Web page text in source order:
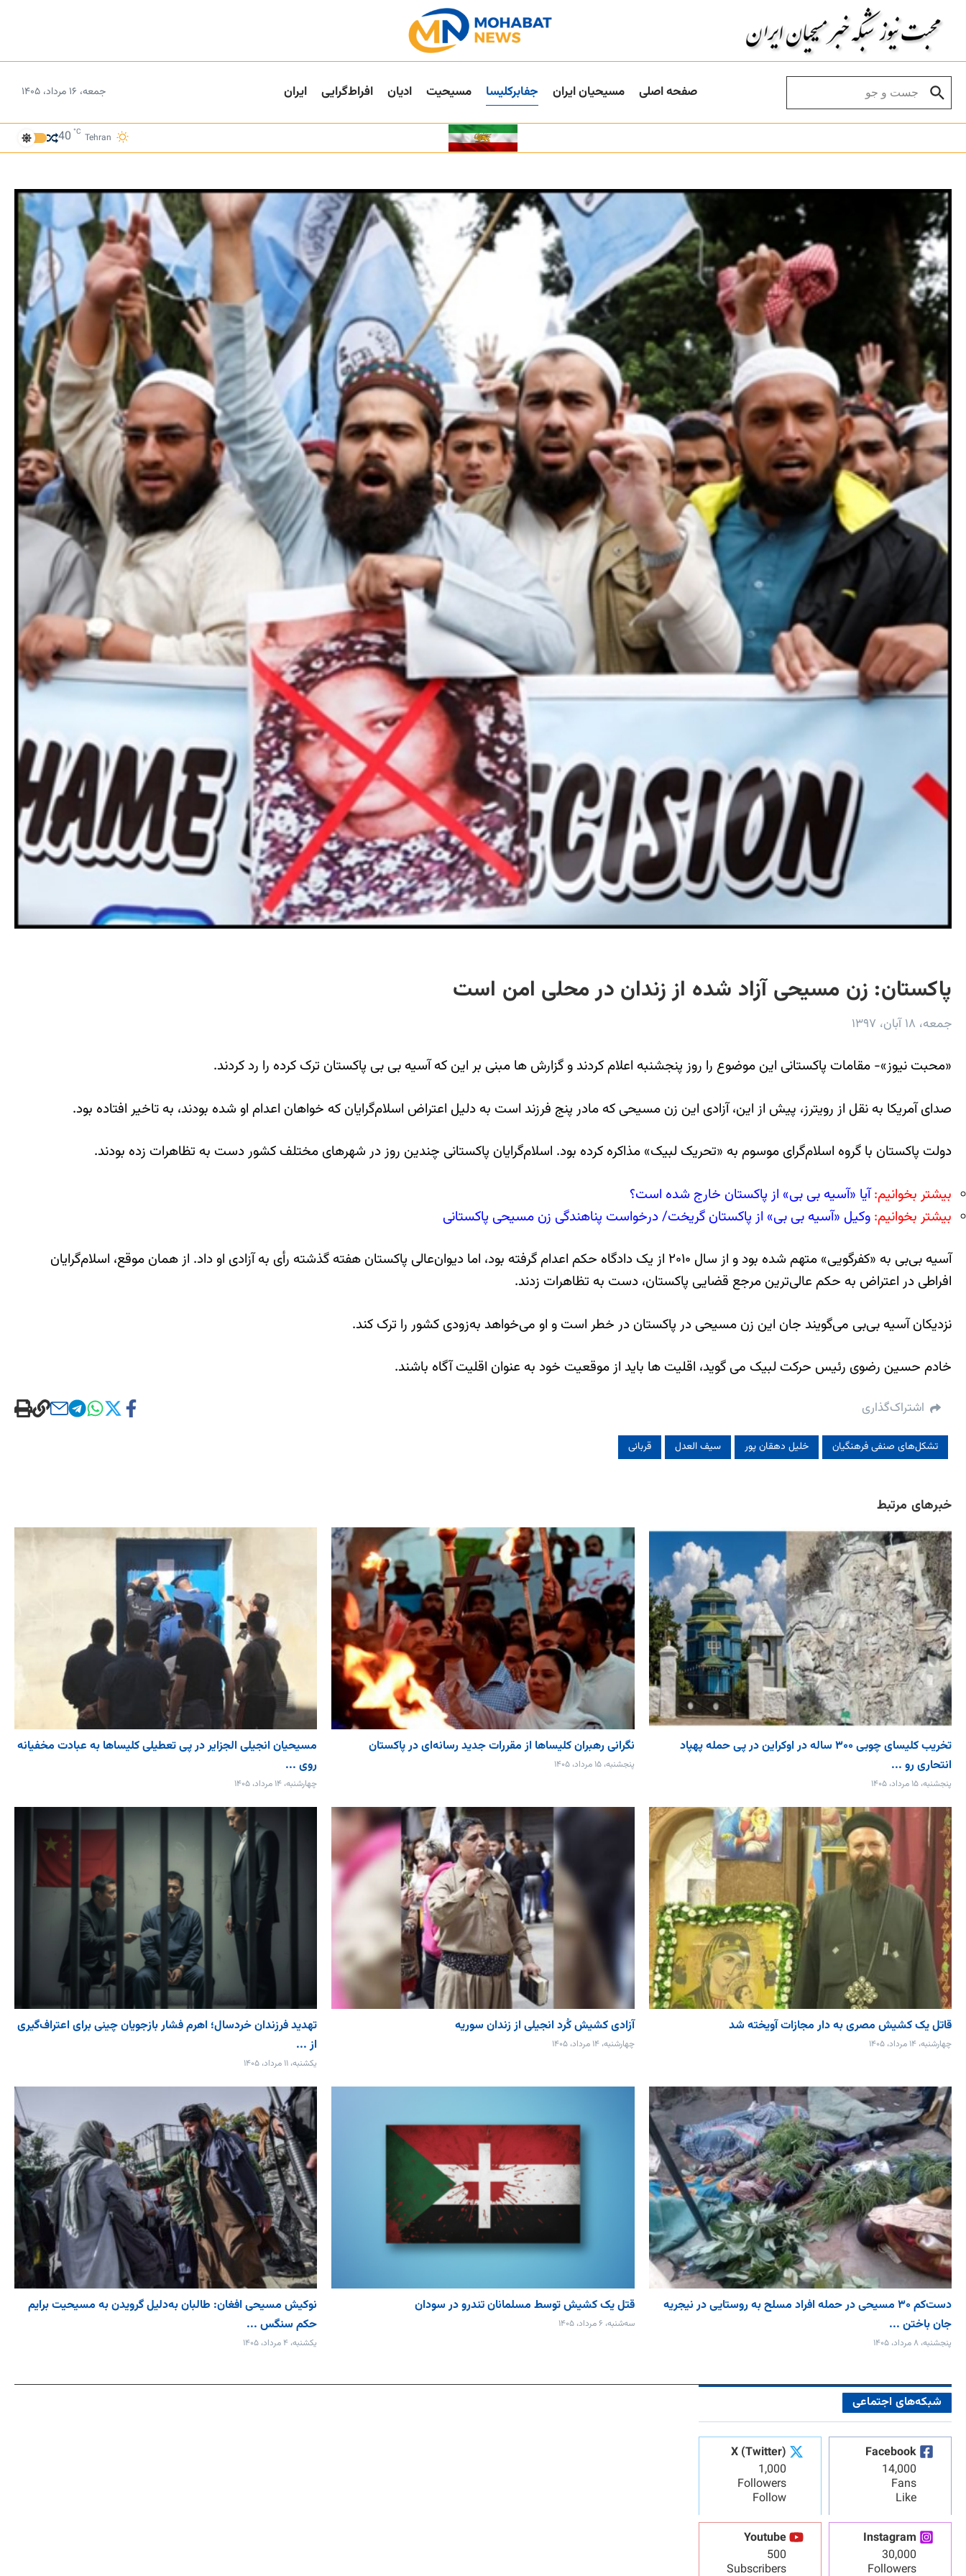
صفحه اصلی مسیحیان ایران جفا‌بر‌کلیسا مسیحیت ادیان افراط‌گرایی ایران جمعه، ۱۶ مرداد، ۱۴۰۵
Tehran
40 °C
پاکستان: زن مسیحی آزاد شده از زندان در محلی امن است
جمعه، ۱۸ آبان، ۱۳۹۷
«محبت نیوز»- مقامات پاکستانی این موضوع را روز پنجشنبه اعلام کردند و گزارش ها مبنی بر این که آسیه بی بی پاکستان ترک کرده را رد کردند.
صدای آمریکا به نقل از رویترز، پیش از این، آزادی این زن مسیحی که مادر پنج فرزند است به دلیل اعتراض اسلام‌گرایان که خواهان اعدام او شده بودند، به تاخیر افتاده بود.
دولت پاکستان با گروه اسلام‌گرای موسوم به «تحریک لبیک» مذاکره کرده بود. اسلام‌گرایان پاکستانی چندین روز در شهرهای مختلف کشور دست به تظاهرات زده بودند.
بیشتر بخوانیم: آیا «آسیه بی بی» از پاکستان خارج شده است؟
بیشتر بخوانیم: وکیل «آسیه بی بی» از پاکستان گریخت/ درخواست پناهندگی زن مسیحی پاکستانی
آسیه بی‌بی به «کفرگویی» متهم شده بود و از سال ۲۰۱۰ از یک دادگاه حکم اعدام گرفته بود، اما دیوان‌عالی پاکستان هفته گذشته رأی به آزادی او داد. از همان موقع، اسلام‌گرایان
افراطی در اعتراض به حکم عالی‌ترین مرجع قضایی پاکستان، دست به تظاهرات زدند.
نزدیکان آسیه بی‌بی می‌گویند جان این زن مسیحی در پاکستان در خطر است و او می‌خواهد به‌زودی کشور را ترک کند.
خادم حسین رضوی رئیس حرکت لبیک می گوید، اقلیت ها باید از موقعیت خود به عنوان اقلیت آگاه باشند.
اشتراک‌گذاری
تشکل‌های صنفی فرهنگیان خلیل دهقان پور سیف‌ العدل قربانی
خبرهای مرتبط
تخریب کلیسای چوبی ۳۰۰ ساله در اوکراین در پی حمله پهپاد
انتحاری رو ...
پنجشنبه، ۱۵ مرداد، ۱۴۰۵
نگرانی رهبران کلیساها از مقررات جدید رسانه‌ای در پاکستان
پنجشنبه، ۱۵ مرداد، ۱۴۰۵
مسیحیان انجیلی الجزایر در پی تعطیلی کلیساها به عبادت مخفیانه
روی ...
چهارشنبه، ۱۴ مرداد، ۱۴۰۵
قاتل یک کشیش مصری به دار مجازات آویخته شد
چهارشنبه، ۱۴ مرداد، ۱۴۰۵
آزادی کشیش کُرد انجیلی از زندان سوریه
چهارشنبه، ۱۴ مرداد، ۱۴۰۵
تهدید فرزندان خردسال؛ اهرم فشار بازجویان چینی برای اعتراف‌گیری
از ...
یکشنبه، ۱۱ مرداد، ۱۴۰۵
دست‌کم ۳۰ مسیحی در حمله افراد مسلح به روستایی در نیجریه
جان باختن ...
پنجشنبه، ۸ مرداد، ۱۴۰۵
قتل یک کشیش توسط مسلمانان تندرو در سودان
سه‌شنبه، ۶ مرداد، ۱۴۰۵
نوکیش مسیحی افغان: طالبان به‌دلیل گرویدن به مسیحیت برایم
حکم سنگس ...
یکشنبه، ۴ مرداد، ۱۴۰۵
شبکه‌های اجتماعی
Facebook
14,000
Fans
Like
X (Twitter)
1,000
Followers
Follow
Instagram
30,000
Followers
Youtube
500
Subscribers